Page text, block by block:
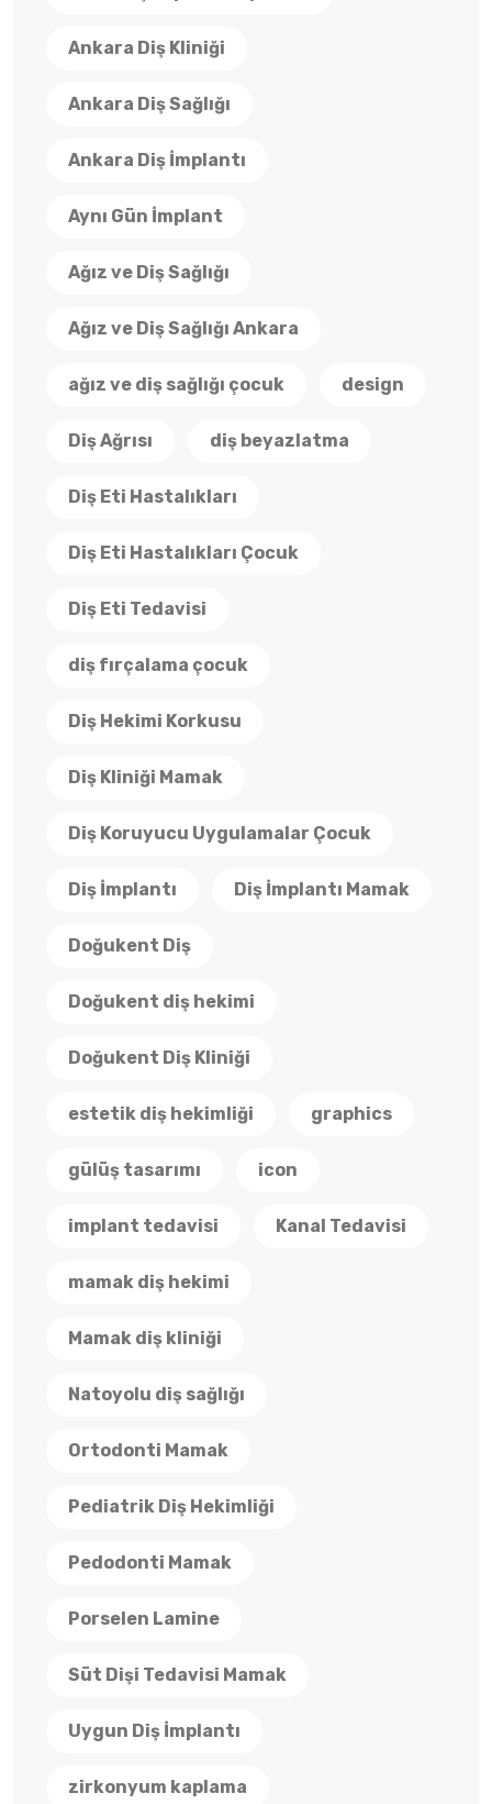
Ankara Diş Kliniği
Ankara Diş Sağlığı
Ankara Diş İmplantı
Aynı Gün İmplant
Ağız ve Diş Sağlığı
Ağız ve Diş Sağlığı Ankara
ağız ve diş sağlığı çocuk design
Diş Ağrısı diş beyazlatma
Diş Eti Hastalıkları
Diş Eti Hastalıkları Çocuk
Diş Eti Tedavisi
diş fırçalama çocuk
Diş Hekimi Korkusu
Diş Kliniği Mamak
Diş Koruyucu Uygulamalar Çocuk
Diş İmplantı Diş İmplantı Mamak
Doğukent Diş
Doğukent diş hekimi
Doğukent Diş Kliniği
estetik diş hekimliği graphics
gülüş tasarımı icon
implant tedavisi Kanal Tedavisi
mamak diş hekimi
Mamak diş kliniği
Natoyolu diş sağlığı
Ortodonti Mamak
Pediatrik Diş Hekimliği
Pedodonti Mamak
Porselen Lamine
Süt Dişi Tedavisi Mamak
Uygun Diş İmplantı
zirkonyum kaplama